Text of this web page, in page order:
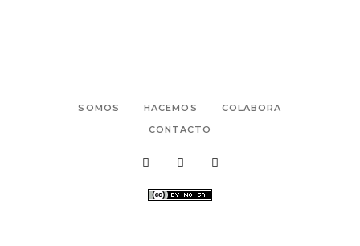
SOMOS HACEMOS
COLABORA
CONTACTO